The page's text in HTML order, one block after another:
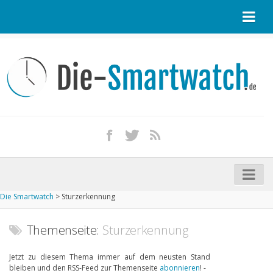
Kontakt / Tipp geben
Impressum
iPhone kaufen
Startseite
Aktuelle Smartwatches im Test
Die Smartwatch > Sturzerkennung
Themenseite: Sturzerkennung
Jetzt zu diesem Thema immer auf dem neusten Stand
bleiben und den RSS-Feed zur Themenseite abonnieren! -